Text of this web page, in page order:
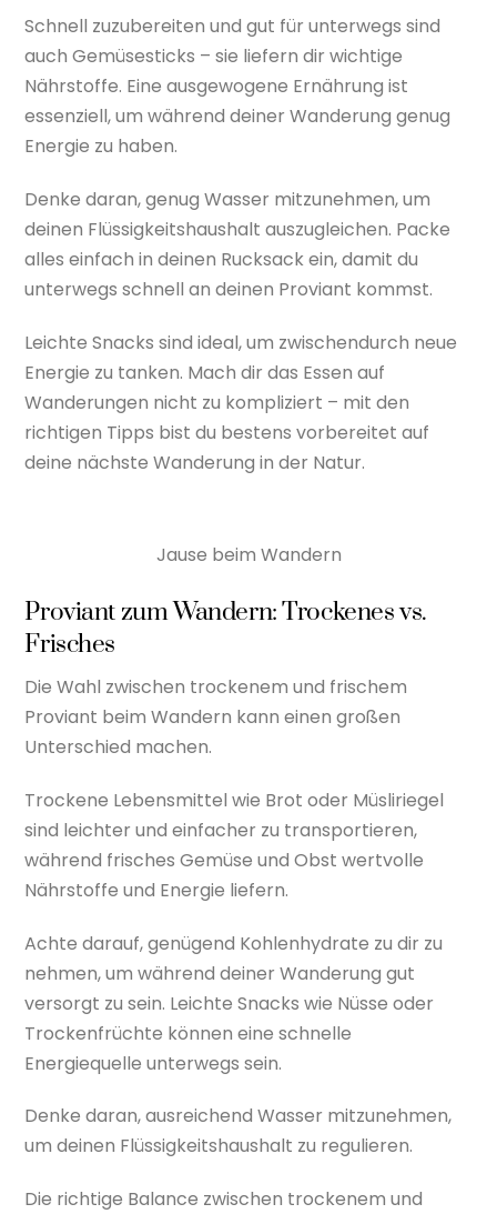
Schnell zuzubereiten und gut für unterwegs sind
auch Gemüsesticks – sie liefern dir wichtige
Nährstoffe. Eine ausgewogene Ernährung ist
essenziell, um während deiner Wanderung genug
Energie zu haben.
Denke daran, genug Wasser mitzunehmen, um
deinen Flüssigkeitshaushalt auszugleichen. Packe
alles einfach in deinen Rucksack ein, damit du
unterwegs schnell an deinen Proviant kommst.
Leichte Snacks sind ideal, um zwischendurch neue
Energie zu tanken. Mach dir das Essen auf
Wanderungen nicht zu kompliziert – mit den
richtigen Tipps bist du bestens vorbereitet auf
deine nächste Wanderung in der Natur.
Jause beim Wandern
Proviant zum Wandern: Trockenes vs.
Frisches
Die Wahl zwischen trockenem und frischem
Proviant beim Wandern kann einen großen
Unterschied machen.
Trockene Lebensmittel wie Brot oder Müsliriegel
sind leichter und einfacher zu transportieren,
während frisches Gemüse und Obst wertvolle
Nährstoffe und Energie liefern.
Achte darauf, genügend Kohlenhydrate zu dir zu
nehmen, um während deiner Wanderung gut
versorgt zu sein. Leichte Snacks wie Nüsse oder
Trockenfrüchte können eine schnelle
Energiequelle unterwegs sein.
Denke daran, ausreichend Wasser mitzunehmen,
um deinen Flüssigkeitshaushalt zu regulieren.
Die richtige Balance zwischen trockenem und